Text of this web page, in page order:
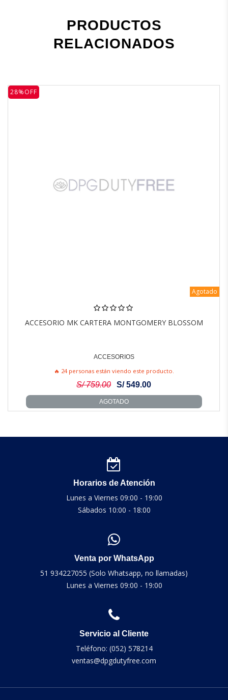
PRODUCTOS
RELACIONADOS
28%OFF
Agotado
ACCESORIO MK CARTERA MONTGOMERY BLOSSOM
ACCESORIOS
🔥 24 personas están viendo este producto.
S/ 759.00 S/ 549.00
AGOTADO
Horarios de Atención
Lunes a Viernes 09:00 - 19:00
Sábados 10:00 - 18:00
Venta por WhatsApp
51 934227055 (Solo Whatsapp, no llamadas)
Lunes a Viernes 09:00 - 19:00
Servicio al Cliente
Teléfono: (052) 578214
ventas@dpgdutyfree.com